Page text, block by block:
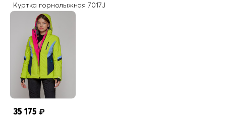
Куртка горнолыжная 7017J
35 175 ₽